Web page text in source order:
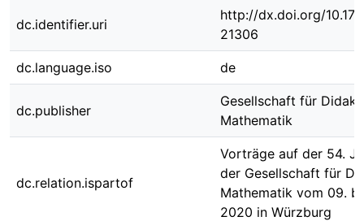
dc.identifier.uri
http://dx.doi.org/
21306
dc.language.iso de
dc.publisher
Gesellschaft für
Mathematik
dc.relation.ispartof
Vorträge auf der 54.
der Gesellschaft für
Mathematik vom 09.
2020 in Würzburg